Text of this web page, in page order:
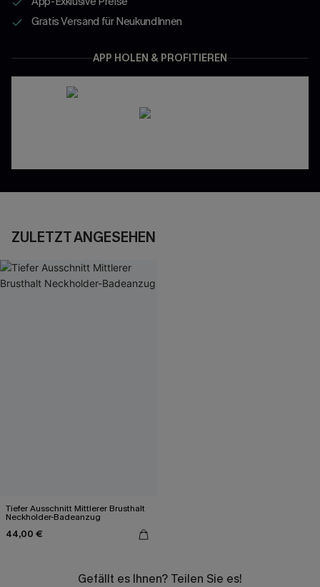
Gratis Versand für NeukundInnen
APP HOLEN & PROFITIEREN
ZULETZT ANGESEHEN
Tiefer Ausschnitt Mittlerer Brusthalt
Neckholder-Badeanzug
44,00 €
Gefällt es Ihnen? Teilen Sie es!